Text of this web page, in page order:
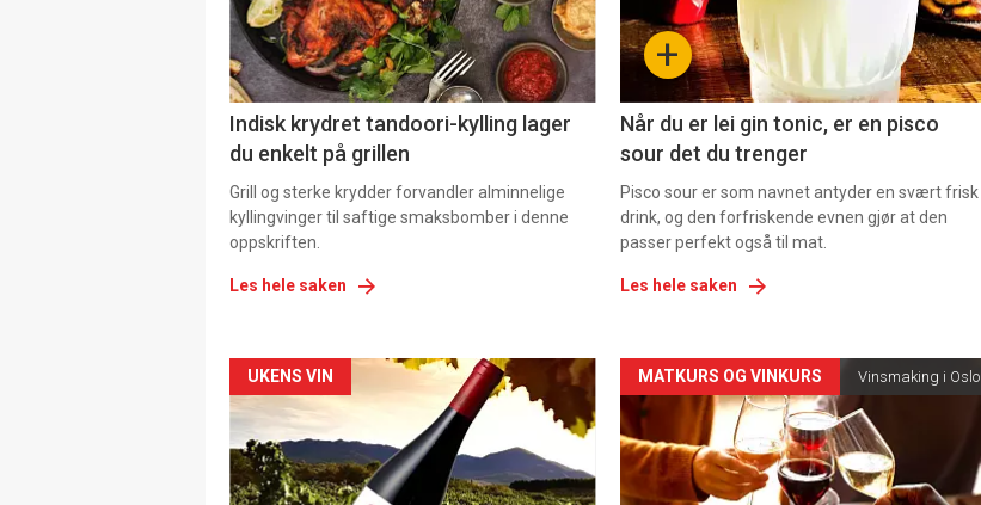
Indisk krydret tandoori-kylling lager
du enkelt på grillen
Grill og sterke krydder forvandler alminnelige
kyllingvinger til saftige smaksbomber i denne
oppskriften.
Les hele saken
-
+
Når du er lei gin tonic, er en pisco
sour det du trenger
Pisco sour er som navnet antyder en svært frisk
drink, og den forfriskende evnen gjør at den
passer perfekt også til mat.
Les hele saken
Forsiden
akkurat
nå
UKENS VIN
Forsiden
akkurat
nå
MATKURS OG VINKURS Vinsmaking i Oslo